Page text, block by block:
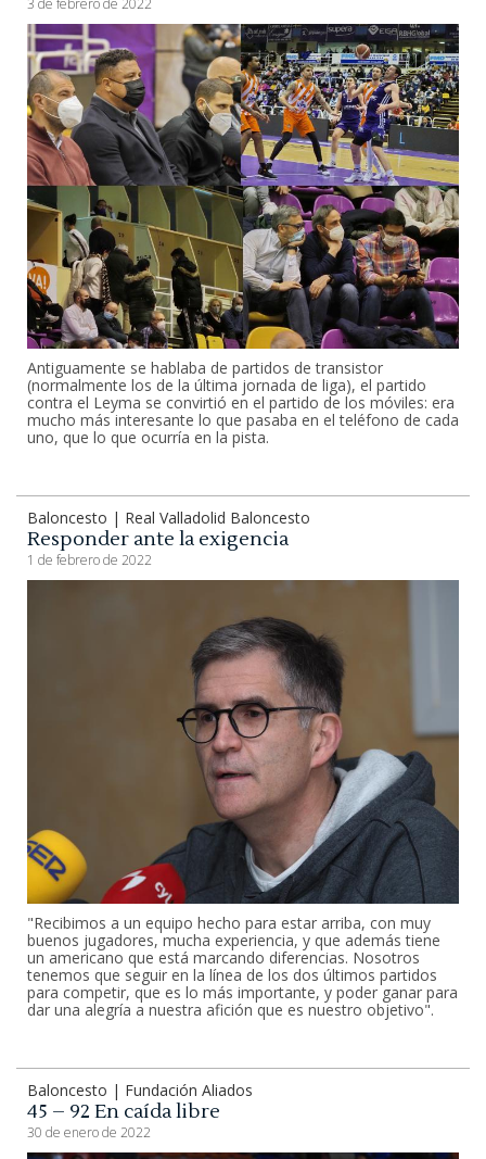
3 de febrero de 2022
Antiguamente se hablaba de partidos de transistor
(normalmente los de la última jornada de liga), el partido
contra el Leyma se convirtió en el partido de los móviles: era
mucho más interesante lo que pasaba en el teléfono de cada
uno, que lo que ocurría en la pista.
Baloncesto | Real Valladolid Baloncesto
Responder ante la exigencia
1 de febrero de 2022
"Recibimos a un equipo hecho para estar arriba, con muy
buenos jugadores, mucha experiencia, y que además tiene
un americano que está marcando diferencias. Nosotros
tenemos que seguir en la línea de los dos últimos partidos
para competir, que es lo más importante, y poder ganar para
dar una alegría a nuestra afición que es nuestro objetivo".
Baloncesto | Fundación Aliados
45 – 92 En caída libre
30 de enero de 2022